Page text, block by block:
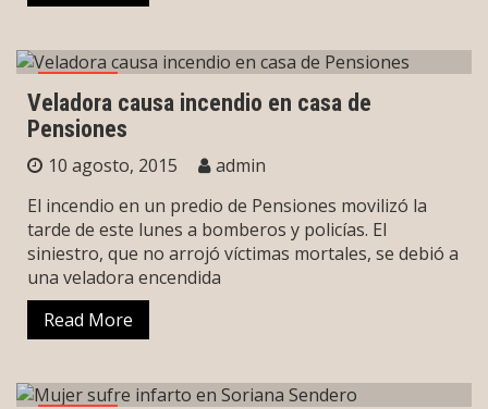
Mérida
Veladora causa incendio en casa de
Pensiones
10 agosto, 2015
admin
El incendio en un predio de Pensiones movilizó la
tarde de este lunes a bomberos y policías. El
siniestro, que no arrojó víctimas mortales, se debió a
una veladora encendida
Read More